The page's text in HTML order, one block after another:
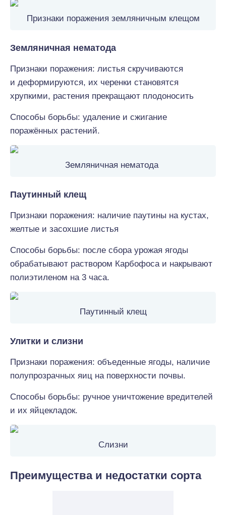
Признаки поражения земляничным клещом
Земляничная нематода
Признаки поражения: листья скручиваются
и деформируются, их черенки становятся
хрупкими, растения прекращают плодоносить
Способы борьбы: удаление и сжигание
поражённых растений.
Земляничная нематода
Паутинный клещ
Признаки поражения: наличие паутины на кустах,
желтые и засохшие листья
Способы борьбы: после сбора урожая ягоды
обрабатывают раствором Карбофоса и накрывают
полиэтиленом на 3 часа.
Паутинный клещ
Улитки и слизни
Признаки поражения: объеденные ягоды, наличие
полупрозрачных яиц на поверхности почвы.
Способы борьбы: ручное уничтожение вредителей
и их яйцекладок.
Слизни
Преимущества и недостатки сорта